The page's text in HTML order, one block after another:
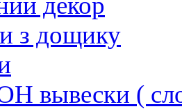
з дощику
вывески (